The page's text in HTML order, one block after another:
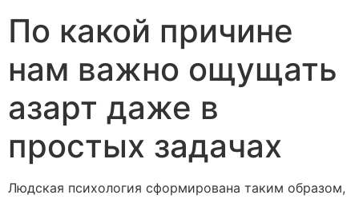
По какой причине
нам важно ощущать
азарт даже в
простых задачах
Людская психология сформирована таким образом,